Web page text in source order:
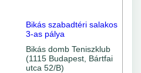
Bikás szabadtéri salakos
3-as pálya
Bikás domb Teniszklub
(1115 Budapest, Bártfai
utca 52/B)